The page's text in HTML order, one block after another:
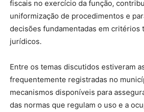
fiscais no exercício da função,
uniformização de procedimentos e
decisões fundamentadas em critérios
jurídicos.
Entre os temas discutidos estiveram
frequentemente registradas no
mecanismos disponíveis para
das normas que regulam o uso e a